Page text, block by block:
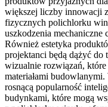
większej liczby innowacji
fizycznych polichlorku
uszkodzenia mechaniczne
Również estetyka
projektanci będą dążyć do
wizualnie rozwiązań,
materiałami
rosnącą popularność
budynkami, które mogą